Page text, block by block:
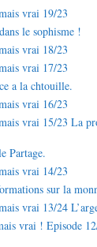
vrai 19/23
le sophisme !
vrai 18/23
vrai 17/23
a la chtouille.
vrai 16/23
vrai 15/23 La
Partage.
vrai 14/23
sur la
vrai 13/24
vrai ! Episode